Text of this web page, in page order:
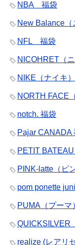
NBA 福袋
New Balance（
NFL 福袋
NICOHRET（
NIKE（ナイキ
NORTH FACE
notch. 福袋
Pajar CANADA
PETIT
PINK-latte（ピ
pom ponette
PUMA（プーマ
QUICKSILVER
realize (レアリ